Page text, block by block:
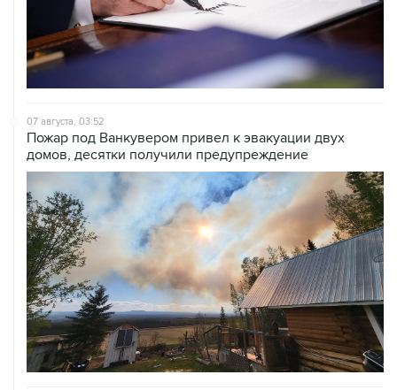
07 августа, 03:52
Пожар под Ванкувером привел к эвакуации двух
домов, десятки получили предупреждение